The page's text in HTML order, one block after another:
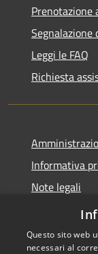
Prenotazione
Segnalazione
Leggi le FAQ
Richiesta
Informativa
Note legali
Questo sito web
necessari al